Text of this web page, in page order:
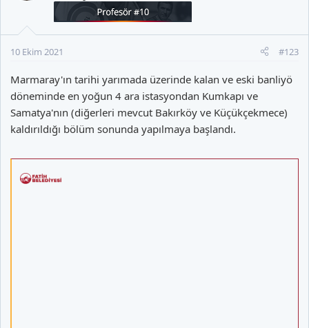
10 Ekim 2021 #123
Marmaray'ın tarihi yarımada üzerinde kalan ve eski banliyö
döneminde en yoğun 4 ara istasyondan Kumkapı ve
Samatya'nın (diğerleri mevcut Bakırköy ve Küçükçekmece)
kaldırıldığı bölüm sonunda yapılmaya başlandı.